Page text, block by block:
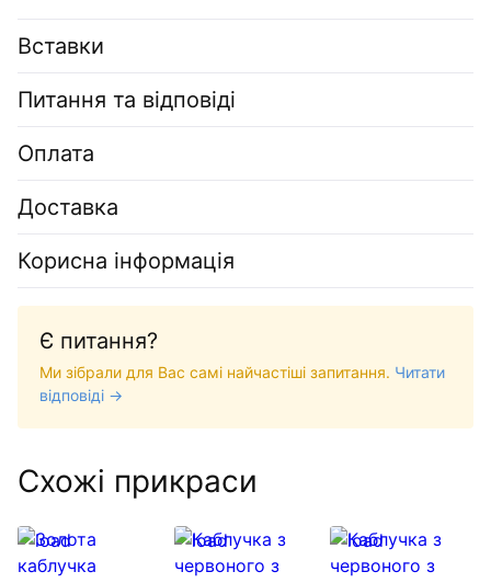
Вставки
Питання та відповіді
Оплата
Доставка
Корисна інформація
Є питання?
Ми зібрали для Вас самі найчастіші запитання. Читати
відповіді →
Схожі прикраси